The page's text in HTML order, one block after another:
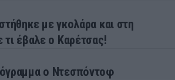
με γκολάρα και στη
τι έβαλε ο Καρέτσας!
ο Ντεσπόντοφ